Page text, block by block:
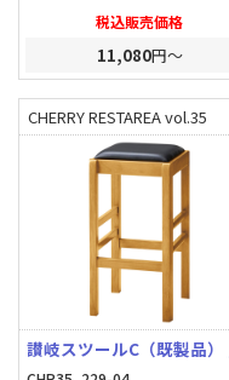
税込販売価格
11,080円～
CHERRY RESTAREA vol.35
讃岐スツールC（既製品） _